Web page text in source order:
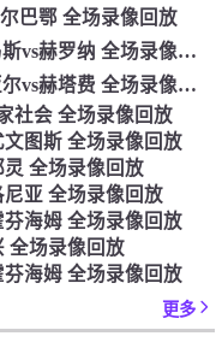
巴鄂 全场录像回放
10月27日 西甲第11轮 拉斯帕尔马斯vs赫罗纳 全场录像回放
10月21日 西甲第10轮 比利亚雷亚尔vs赫塔费 全场录像回放
社会 全场录像回放
文图斯 全场录像回放
灵 全场录像回放
尼亚 全场录像回放
芬海姆 全场录像回放
全场录像回放
芬海姆 全场录像回放
更多